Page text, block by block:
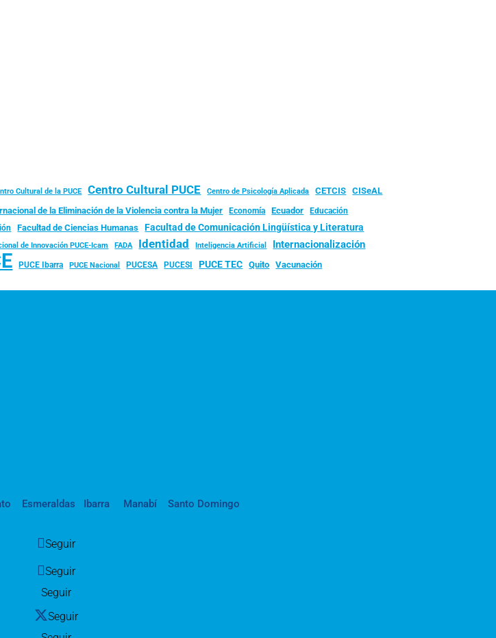
Cultural de la PUCE Centro Cultural PUCE Centro de Psicología Aplicada CETCIS CISeAL
de la Eliminación de la Violencia contra la Mujer Economía Ecuador
Educación
Facultad de Ciencias Humanas Facultad de Comunicación Lingüística y Literatura
de Innovación PUCE-Icam FADA Identidad Inteligencia Artificial Internacionalización
PUCE Ibarra PUCE Nacional PUCESA PUCESI PUCE TEC Quito Vacunación
Esmeraldas Ibarra Manabí Santo Domingo
Seguir
Seguir
Seguir
Seguir